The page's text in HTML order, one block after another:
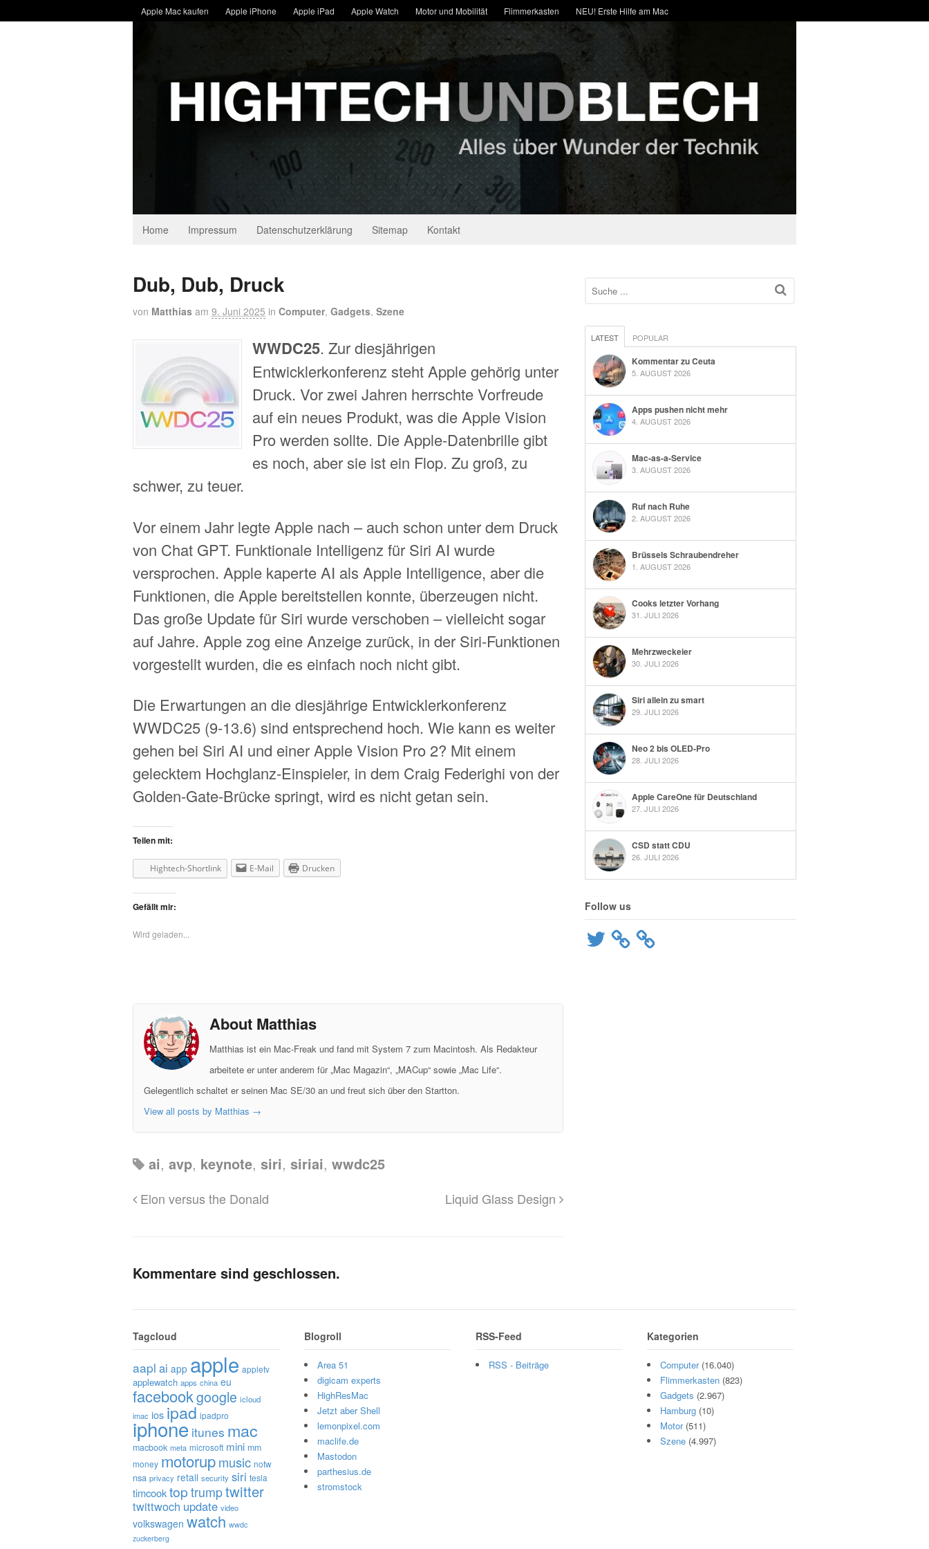
Apple Mac kaufen Apple iPhone Apple iPad Apple Watch Motor und Mobilität Flimmerkasten NEU! Erste Hilfe am Mac
Home Impressum Datenschutzerklärung Sitemap Kontakt
Dub, Dub, Druck
von Matthias am 9. Juni 2025 in Computer, Gadgets, Szene
WWDC25. Zur diesjährigen
Entwicklerkonferenz steht Apple gehörig unter
Druck. Vor zwei Jahren herrschte Vorfreude
auf ein neues Produkt, was die Apple Vision
Pro werden sollte. Die Apple-Datenbrille gibt
es noch, aber sie ist ein Flop. Zu groß, zu
schwer, zu teuer.
Vor einem Jahr legte Apple nach – auch schon unter dem Druck
von Chat GPT. Funktionale Intelligenz für Siri AI wurde
versprochen. Apple kaperte AI als Apple Intelligence, aber die
Funktionen, die Apple bereitstellen konnte, überzeugen nicht.
Das große Update für Siri wurde verschoben – vielleicht sogar
auf Jahre. Apple zog eine Anzeige zurück, in der Siri-Funktionen
vorgestellt wurden, die es einfach noch nicht gibt.
Die Erwartungen an die diesjährige Entwicklerkonferenz
WWDC25 (9-13.6) sind entsprechend hoch. Wie kann es weiter
gehen bei Siri AI und einer Apple Vision Pro 2? Mit einem
gelecktem Hochglanz-Einspieler, in dem Craig Federighi von der
Golden-Gate-Brücke springt, wird es nicht getan sein.
Teilen mit:
Hightech-Shortlink E-Mail Drucken
Gefällt mir:
Wird geladen...
About Matthias
Matthias ist ein Mac-Freak und fand mit System 7 zum Macintosh. Als Redakteur
arbeitete er unter anderem für „Mac Magazin“, „MACup“ sowie „Mac Life“.
Gelegentlich schaltet er seinen Mac SE/30 an und freut sich über den Startton.
View all posts by Matthias →
ai, avp, keynote, siri, siriai, wwdc25
Elon versus the Donald Liquid Glass Design
Kommentare sind geschlossen.
LATEST POPULAR
Kommentar zu Ceuta
5. AUGUST 2026
Apps pushen nicht mehr
4. AUGUST 2026
Mac-as-a-Service
3. AUGUST 2026
Ruf nach Ruhe
2. AUGUST 2026
Brüssels Schraubendreher
1. AUGUST 2026
Cooks letzter Vorhang
31. JULI 2026
Mehrzweckeier
30. JULI 2026
Siri allein zu smart
29. JULI 2026
Neo 2 bis OLED-Pro
28. JULI 2026
Apple CareOne für Deutschland
27. JULI 2026
CSD statt CDU
26. JULI 2026
Follow us
Twitter
Tagcloud
aapl ai app apple appletv
applewatch apps china eu
facebookgoogle icloud
imac ios ipad ipadpro
iphone itunes mac
macbook meta microsoft mini mm
money motorupmusic notw
nsa privacy retail security siri tesla
timcooktop trumptwitter
twittwoch update video
volkswagen watch wwdc
zuckerberg
Blogroll
Area 51
digicam experts
HighResMac
Jetzt aber Shell
lemonpixel.com
maclife.de
Mastodon
parthesius.de
stromstock
RSS-Feed
RSS - Beiträge
Kategorien
Computer(16.040)
Flimmerkasten (823)
Gadgets (2.967)
Hamburg (10)
Motor(511)
Szene (4.997)